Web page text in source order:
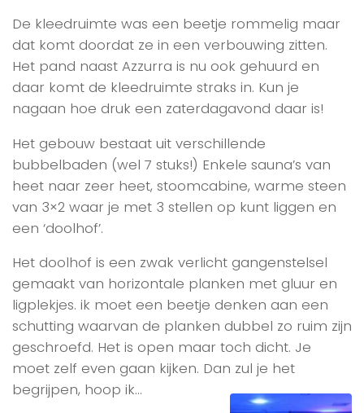
De kleedruimte was een beetje rommelig maar
dat komt doordat ze in een verbouwing zitten.
Het pand naast Azzurra is nu ook gehuurd en
daar komt de kleedruimte straks in. Kun je
nagaan hoe druk een zaterdagavond daar is!
Het gebouw bestaat uit verschillende
bubbelbaden (wel 7 stuks!) Enkele sauna’s van
heet naar zeer heet, stoomcabine, warme steen
van 3×2 waar je met 3 stellen op kunt liggen en
een ‘doolhof’.
Het doolhof is een zwak verlicht gangenstelsel
gemaakt van horizontale planken met gluur en
ligplekjes. ik moet een beetje denken aan een
schutting waarvan de planken dubbel zo ruim zijn
geschroefd. Het is open maar toch dicht. Je
moet zelf even gaan kijken. Dan zul je het
begrijpen, hoop ik…